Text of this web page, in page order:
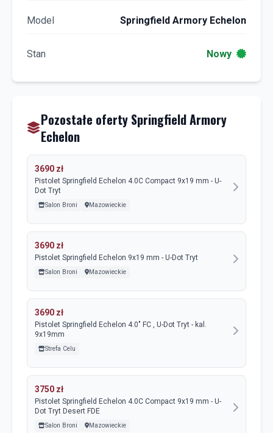
Model Springfield Armory Echelon
Stan Nowy
Pozostałe oferty Springfield Armory
Echelon
3690 zł
Pistolet Springfield Echelon 4.0C Compact 9x19 mm - U-
Dot Tryt
Salon Broni Mazowieckie
3690 zł
Pistolet Springfield Echelon 9x19 mm - U-Dot Tryt
Salon Broni Mazowieckie
3690 zł
Pistolet Springfield Echelon 4.0" FC , U-Dot Tryt - kal.
9x19mm
Strefa Celu
3750 zł
Pistolet Springfield Echelon 4.0C Compact 9x19 mm - U-
Dot Tryt Desert FDE
Salon Broni Mazowieckie